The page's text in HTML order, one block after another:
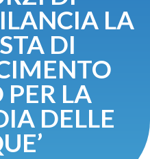
LA
DI
PER LA
DELLE